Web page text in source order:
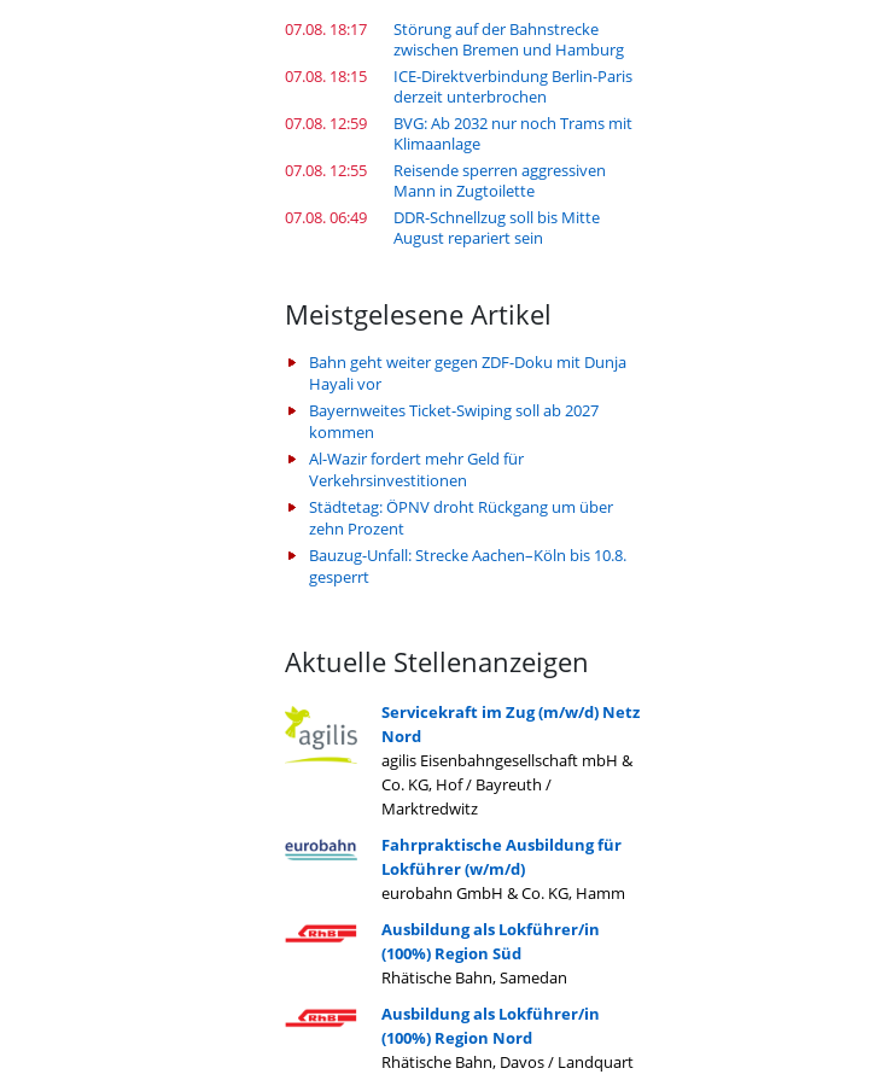
07.08. 18:17
Störung auf der Bahnstrecke
zwischen Bremen und Hamburg
07.08. 18:15
ICE-Direktverbindung Berlin-Paris
derzeit unterbrochen
07.08. 12:59
BVG: Ab 2032 nur noch Trams mit
Klimaanlage
07.08. 12:55
Reisende sperren aggressiven
Mann in Zugtoilette
07.08. 06:49
DDR-Schnellzug soll bis Mitte
August repariert sein
Meistgelesene Artikel
Bahn geht weiter gegen ZDF-Doku mit Dunja
Hayali vor
Bayernweites Ticket-Swiping soll ab 2027
kommen
Al-Wazir fordert mehr Geld für
Verkehrsinvestitionen
Städtetag: ÖPNV droht Rückgang um über
zehn Prozent
Bauzug-Unfall: Strecke Aachen–Köln bis 10.8.
gesperrt
Aktuelle Stellenanzeigen
Servicekraft im Zug (m/w/d) Netz
Nord
agilis Eisenbahngesellschaft mbH &
Co. KG, Hof / Bayreuth /
Marktredwitz
Fahrpraktische Ausbildung für
Lokführer (w/m/d)
eurobahn GmbH & Co. KG, Hamm
Ausbildung als Lokführer/in
(100%) Region Süd
Rhätische Bahn, Samedan
Ausbildung als Lokführer/in
(100%) Region Nord
Rhätische Bahn, Davos / Landquart